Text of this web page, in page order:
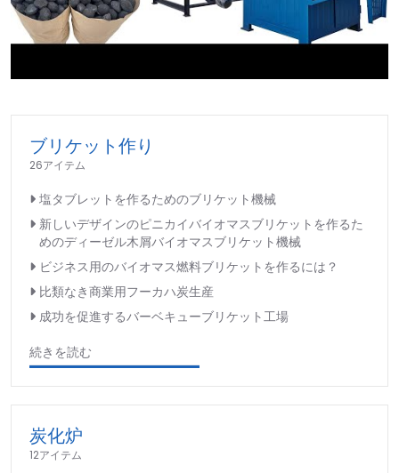
ブリケット作り
26アイテム
塩タブレットを作るためのブリケット機械
新しいデザインのピニカイバイオマスブリケットを作るた
めのディーゼル木屑バイオマスブリケット機械
ビジネス用のバイオマス燃料ブリケットを作るには？
比類なき商業用フーカハ炭生産
成功を促進するバーベキューブリケット工場
続きを読む
炭化炉
12アイテム